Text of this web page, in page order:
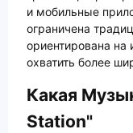
и мобильные
ограничена
ориентирована на
охватить более
Какая
Station"